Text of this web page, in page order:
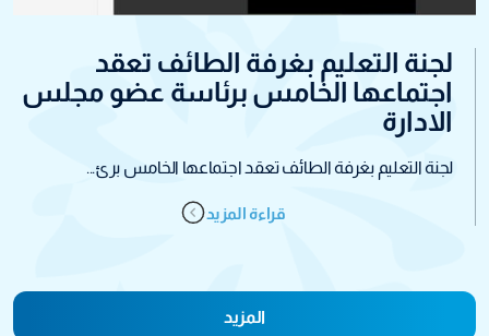
لجنة التعليم بغرفة الطائف تعقد
اجتماعها الخامس برئاسة عضو مجلس
الادارة
لجنة التعليم بغرفة الطائف تعقد اجتماعها الخامس برئ...
قراءة المزيد
المزيد